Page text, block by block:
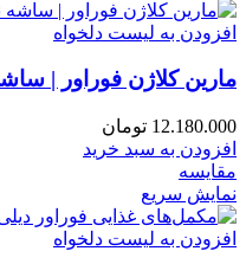
افزودن به لیست دلخواه
مارین کلاژن فوراور |
12.180.000 تومان
افزودن به سبد خرید
مقایسه
نمایش سریع
افزودن به لیست دلخواه